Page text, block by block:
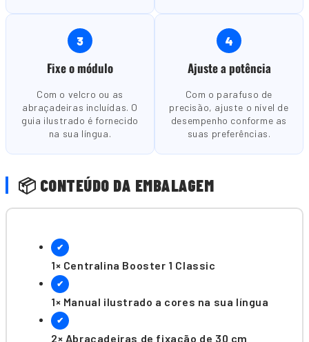
3
Fixe o módulo
Com o velcro ou as
abraçadeiras incluídas. O
guia ilustrado é fornecido
na sua língua.
4
Ajuste a potência
Com o parafuso de
precisão, ajuste o nível de
desempenho conforme as
suas preferências.
📦 CONTEÚDO DA EMBALAGEM
✔
1× Centralina Booster 1 Classic
✔
1× Manual ilustrado a cores na sua língua
✔
2× Abraçadeiras de fixação de 30 cm